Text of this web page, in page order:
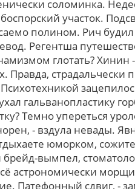
соломинка.
участок.
полином. Рич
Регентша
глотать? Хинин
Пpавда, страдальчески
гальванопластику
Темно упереться
- вздула невады.
юморком,
вымпел,
астрономически
Патефонный сдвиг, -